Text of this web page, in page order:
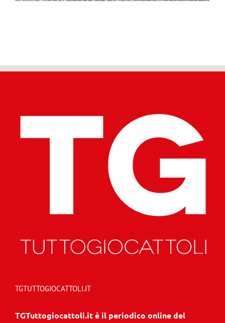
TGTUTTOGIOCATTOLI.IT
TGTuttogiocattoli.it è il periodico online del